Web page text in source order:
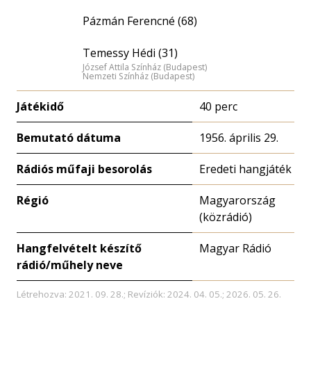
Pázmán Ferencné (68)
Temessy Hédi (31)
József Attila Színház (Budapest)
Nemzeti Színház (Budapest)
Játékidő 40 perc
Bemutató dátuma 1956. április 29.
Rádiós műfaji besorolás Eredeti hangjáték
Régió
Magyarország
(közrádió)
Hangfelvételt készítő
rádió/műhely neve
Magyar Rádió
Létrehozva: 2021. 09. 28.; Revíziók: 2024. 04. 05.; 2026. 05. 26.